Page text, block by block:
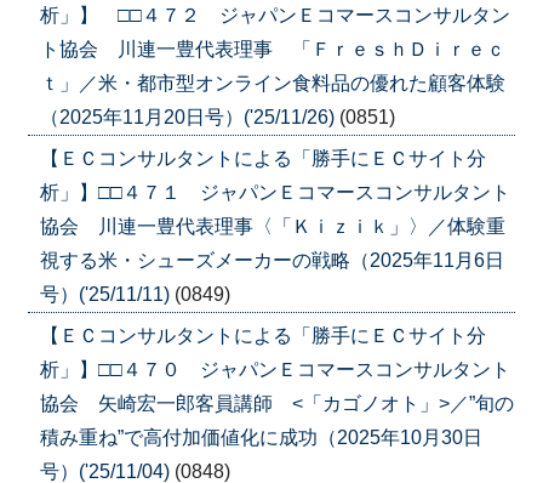
析」】 □□４７２ ジャパンＥコマースコンサルタン
ト協会 川連一豊代表理事 「ＦｒｅｓｈＤｉｒｅｃ
ｔ」／米・都市型オンライン食料品の優れた顧客体験
（2025年11月20日号）('25/11/26) (0851)
【ＥＣコンサルタントによる「勝手にＥＣサイト分
析」】□□４７１ ジャパンＥコマースコンサルタント
協会 川連一豊代表理事〈「Ｋｉｚｉｋ」〉／体験重
視する米・シューズメーカーの戦略（2025年11月6日
号）('25/11/11) (0849)
【ＥＣコンサルタントによる「勝手にＥＣサイト分
析」】□□４７０ ジャパンＥコマースコンサルタント
協会 矢崎宏一郎客員講師 <「カゴノオト」>／”旬の
積み重ね”で高付加価値化に成功（2025年10月30日
号）('25/11/04) (0848)